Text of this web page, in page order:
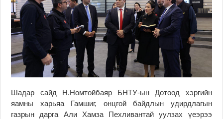
Шадар сайд Н.Номтойбаяр БНТУ-ын Дотоод хэргийн
яамны харьяа Гамшиг, онцгой байдлын удирдлагын
газрын дарга Али Хамза Пехливантай уулзах үеэрээ